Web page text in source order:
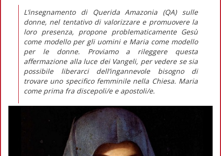
L’insegnamento di Querida Amazonia (QA) sulle
donne, nel tentativo di valorizzare e promuovere la
loro presenza, propone problematicamente Gesù
come modello per gli uomini e Maria come modello
per le donne. Proviamo a rileggere questa
affermazione alla luce dei Vangeli, per vedere se sia
possibile liberarci dell’ingannevole bisogno di
trovare uno specifico femminile nella Chiesa. Maria
come prima fra discepoli/e e apostoli/e.